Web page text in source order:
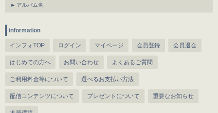
アルバム名
information
インフォTOP ログイン マイページ 会員登録 会員退会
はじめての方へ お問い合わせ よくあるご質問
ご利用料金等について 選べるお支払い方法
配信コンテンツについて プレゼントについて 重要なお知らせ